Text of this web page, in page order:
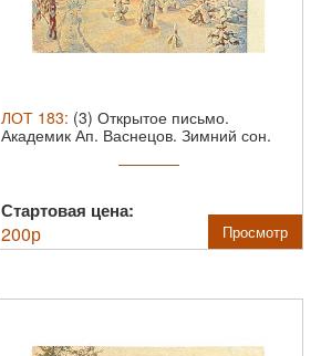
ЛОТ 183: (3) Открытое письмо.
Академик Ап. Васнецов. Зимний сон.
Стартовая цена:
200р Просмотр